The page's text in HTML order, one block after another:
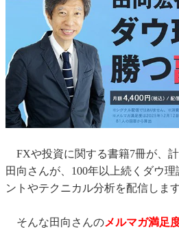
FXや投資に関する書籍7冊が、
田向さんが、100年以上続くダウ
ントやテクニカル分析を配信します
そんな田向さんのメルマガ満足